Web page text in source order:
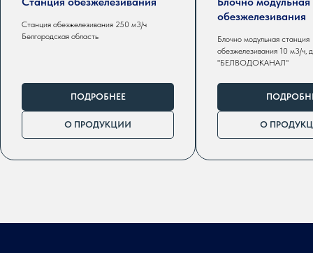
Станция обезжелезивания 250 м3/ч
Белгородская область
ПОДРОБНЕЕ
О ПРОДУКЦИИ
обезжелезивания
Блочно модульная станция
обезжелезивания 10 м3/ч,
"БЕЛВОДОКАНАЛ"
О